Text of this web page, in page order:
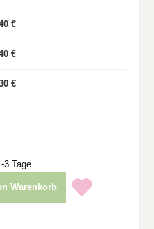
€
€
€
3 Tage
Wert ein oder benutze die Schaltflächen
Warenkorb